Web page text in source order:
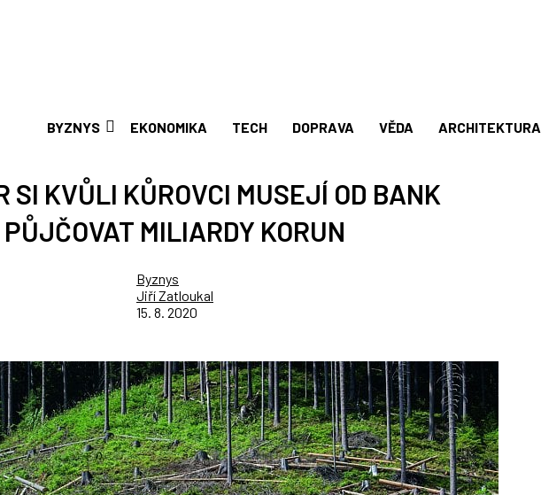
BYZNYS EKONOMIKA TECH DOPRAVA VĚDA ARCHITEKTURA
SI KVŮLI KŮROVCI MUSEJÍ OD BANK
PŮJČOVAT MILIARDY KORUN
Byznys
Jiří Zatloukal
15. 8. 2020